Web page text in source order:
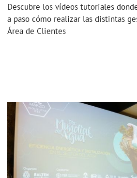
Descubre los vídeos tutoriales
a paso cómo realizar las distintas
Área de Clientes